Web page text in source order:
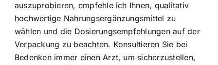
auszuprobieren, empfehle ich Ihnen, qualitativ
hochwertige Nahrungsergänzungsmittel zu
wählen und die Dosierungsempfehlungen auf der
Verpackung zu beachten. Konsultieren Sie bei
Bedenken immer einen Arzt, um sicherzustellen,